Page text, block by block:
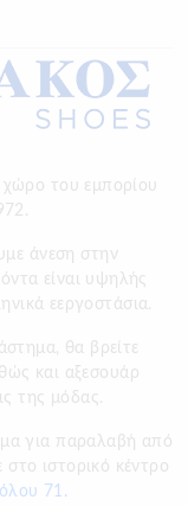
χώρο του εμπορίου
άνεση στην
είναι υψηλής
εεργοστάσια.
θα βρείτε
και αξεσουάρ
της μόδας.
για παραλαβή από
ιστορικό κέντρο
71.